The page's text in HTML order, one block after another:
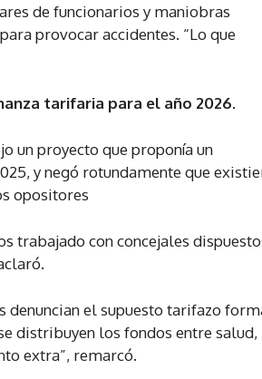
de funcionarios y maniobras
provocar accidentes. “Lo que
tarifaria para el año 2026.
un proyecto que proponía un
y negó rotundamente que
opositores
trabajado con concejales
denuncian el supuesto tarifazo
distribuyen los fondos entre salud,
extra”, remarcó.